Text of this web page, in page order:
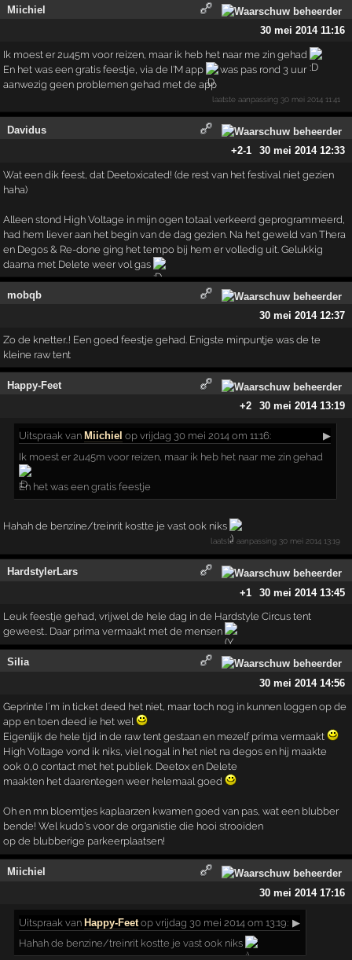
Miichiel
30 mei 2014 11:16
Ik moest er 2u45m voor reizen, maar ik heb het naar me zin gehad
En het was een gratis feestje, via de I'M app
was pas rond 3 uur
aanwezig geen problemen gehad met de app
laatste aanpassing 30 mei 2014 11:41
Davidus
+2-1 30 mei 2014 12:33
Wat een dik feest, dat Deetoxicated! (de rest van het festival niet gezien
haha)
Alleen stond High Voltage in mijn ogen totaal verkeerd geprogrammeerd,
had hem liever aan het begin van de dag gezien. Na het geweld van Thera
en Degos & Re-done ging het tempo bij hem er volledig uit. Gelukkig
daarna met Delete weer vol gas
mobqb
30 mei 2014 12:37
Zo de knetter..! Een goed feestje gehad. Enigste minpuntje was de te
kleine raw tent
Happy-Feet
+2
30 mei 2014 13:19
Uitspraak van Miichiel op vrijdag 30 mei 2014 om 11:16:
▶
Ik moest er 2u45m voor reizen, maar ik heb het naar me zin gehad
En het was een gratis feestje
Hahah de benzine/treinrit kostte je vast ook niks
laatste aanpassing 30 mei 2014 13:19
HardstylerLars
+1
30 mei 2014 13:45
Leuk feestje gehad, vrijwel de hele dag in de Hardstyle Circus tent
geweest.. Daar prima vermaakt met de mensen
Silia
30 mei 2014 14:56
Geprinte I´m in ticket deed het niet, maar toch nog in kunnen loggen op de
app en toen deed ie het wel
Eigenlijk de hele tijd in de raw tent gestaan en mezelf prima vermaakt
High Voltage vond ik niks, viel nogal in het niet na degos en hij maakte
ook 0,0 contact met het publiek. Deetox en Delete
maakten het daarentegen weer helemaal goed
Oh en mn bloemtjes kaplaarzen kwamen goed van pas, wat een blubber
bende! Wel kudo's voor de organistie die hooi strooiden
op de blubberige parkeerplaatsen!
Miichiel
30 mei 2014 17:16
Uitspraak vanHappy-Feetop vrijdag 30 mei 2014 om 13:19: ▶
Hahah de benzine/treinrit kostte je vast ook niks